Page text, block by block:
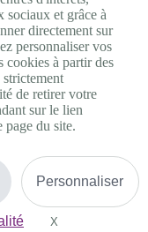
à 18h.
sociaux et grâce à
directement sur
personnaliser vos
cookies à partir des
de retirer votre
sur le lien
du site.
Personnaliser
X